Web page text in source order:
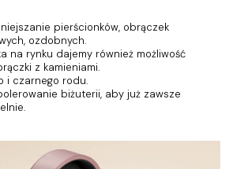
pierścionków, obrączek
ozdobnych.
na rynku dajemy również możliwość
z kamieniami.
i czarnego rodu.
biżuterii, aby już zawsze